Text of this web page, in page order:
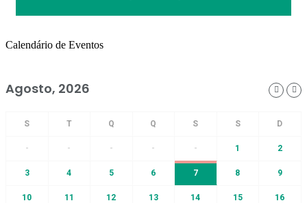
Calendário de Eventos
Agosto, 2026
- - - - - 1 2
3 4 5 6 7 8 9
10 11 12 13 14 15 16